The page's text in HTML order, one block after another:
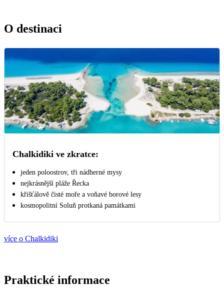
O destinaci
Chalkidiki ve zkratce:
jeden poloostrov, tři nádherné mysy
nejkrásnější pláže Řecka
křišťálově čisté moře a voňavé borové lesy
kosmopolitní Soluň protkaná památkami
více o Chalkidiki
Praktické informace